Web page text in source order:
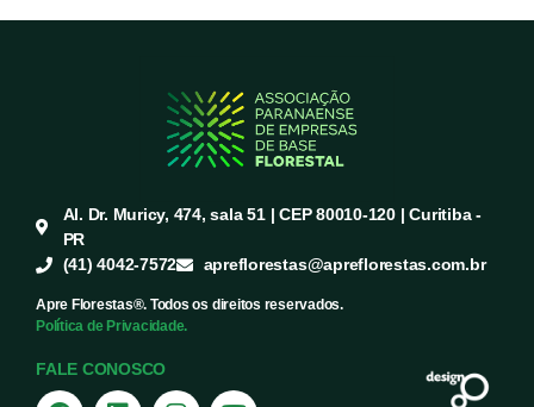
Al. Dr. Muricy, 474, sala 51 | CEP 80010-120 | Curitiba -
PR
(41) 4042-7572
apreflorestas@apreflorestas.com.br
Apre Florestas®. Todos os direitos reservados.
Política de Privacidade.
FALE CONOSCO